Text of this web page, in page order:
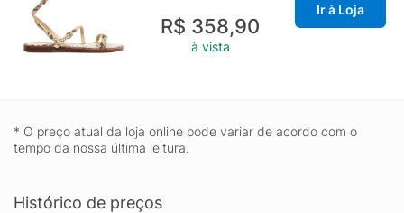
R$ 358,90
à vista
Ir à Loja
* O preço atual da loja online pode variar de acordo com o
tempo da nossa última leitura.
Histórico de preços